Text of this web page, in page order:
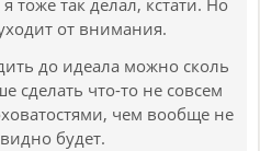
я тоже так делал, кстати. Но
от внимания.
до идеала можно сколь
сделать что-то не совсем
чем вообще не
будет.